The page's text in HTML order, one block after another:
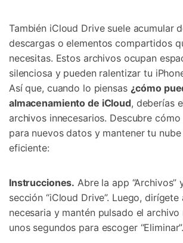
También iCloud Drive suele acumular
descargas o elementos compartidos
necesitas. Estos archivos ocupan
silenciosa y pueden ralentizar tu
Así que, cuando lo piensas ¿cómo
almacenamiento de iCloud, deberías
archivos innecesarios. Descubre
para nuevos datos y mantener tu
eficiente:
Instrucciones. Abre la app “Archivos”
sección “iCloud Drive”. Luego,
necesaria y mantén pulsado el archivo
unos segundos para escoger “Eliminar”.